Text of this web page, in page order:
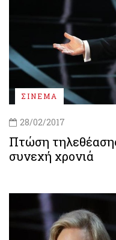
ΣΙΝΕΜΑ
28/02/2017
Πτώση
συνεχή χρονιά